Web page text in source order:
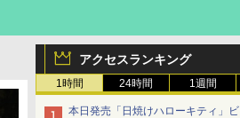
アクセスランキング
1時間 24時間 1週間
本日発売「日焼けハローキティ」ビ